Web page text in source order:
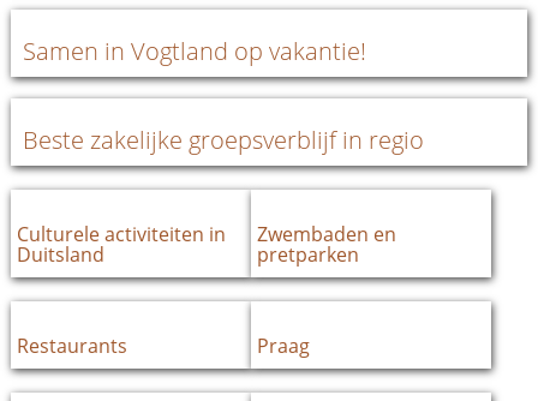
Samen in Vogtland op vakantie!
Beste zakelijke groepsverblijf in regio
Culturele activiteiten in
Duitsland
Zwembaden en
pretparken
Restaurants Praag